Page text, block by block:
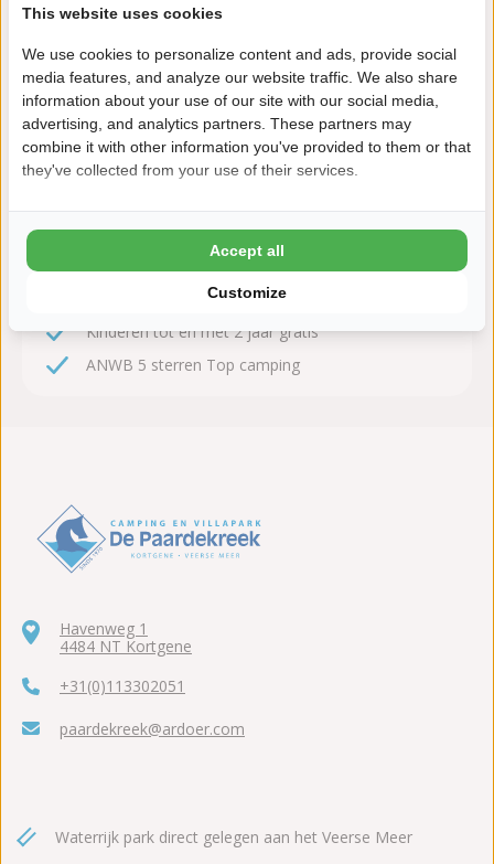
Zeker boeken!
Na het boeken heb je nog 24 uur bedenktijd om
kosteloos te wijzigen of te annuleren.
Daarom boek je bij De Paardekreek
8,8 Ardoer Gastenbeoordeling
24 uur bedenktijd
Kinderen tot en met 2 jaar gratis
ANWB 5 sterren Top camping
Havenweg 1
4484 NT Kortgene
+31(0)113302051
paardekreek@ardoer.com
Waterrijk park direct gelegen aan het Veerse Meer
This website uses cookies
We use cookies to personalize content and ads, provide social
media features, and analyze our website traffic. We also share
information about your use of our site with our social media,
advertising, and analytics partners. These partners may
combine it with other information you've provided to them or that
they've collected from your use of their services.
Customize
Accept all